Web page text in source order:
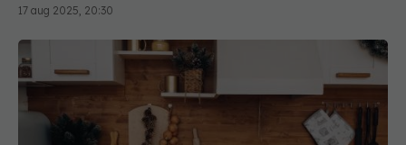
17 aug 2025, 20:30